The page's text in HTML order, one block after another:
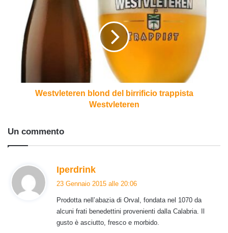
birrificio
trappista
Westvleteren
Westvleteren blond del birrificio trappista
Westvleteren
Un commento
Iperdrink
a
e
t
t
23 Gennaio 2015 alle 20:06
Prodotta nell’abazia di Orval, fondata nel 1070 da
alcuni frati benedettini provenienti dalla Calabria. Il
gusto è asciutto, fresco e morbido.